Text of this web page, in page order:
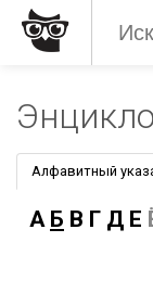
Алфавитный
А Б В Г Д Е